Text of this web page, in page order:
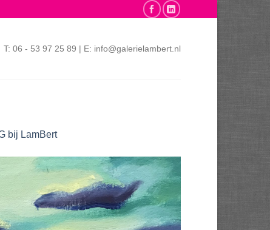
T: 06 - 53 97 25 89 | E: info@galerielambert.nl
bij LamBert